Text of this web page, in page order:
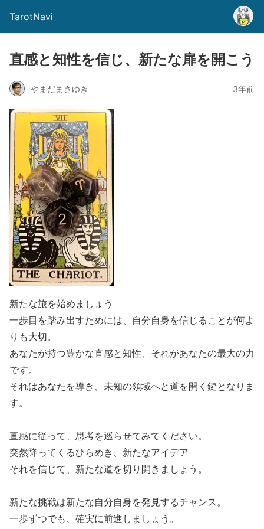
TarotNavi
直感と知性を信じ、新たな扉を開こう
やまだまさゆき 3年前
新たな旅を始めましょう
一歩目を踏み出すためには、自分自身を信じることが何よ
りも大切。
あなたが持つ豊かな直感と知性、それがあなたの最大の力
です。
それはあなたを導き、未知の領域へと道を開く鍵となりま
す。
直感に従って、思考を巡らせてみてください。
突然降ってくるひらめき、新たなアイデア
それを信じて、新たな道を切り開きましょう。
新たな挑戦は新たな自分自身を発見するチャンス。
一歩ずつでも、確実に前進しましょう。